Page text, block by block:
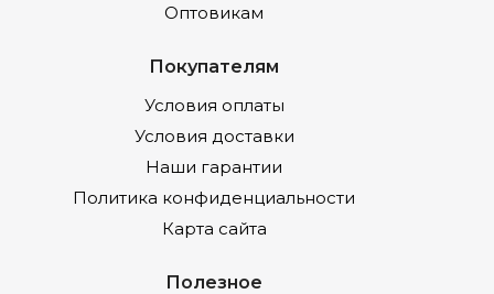
Оптовикам
Покупателям
Условия оплаты
Условия доставки
Наши гарантии
Политика конфиденциальности
Карта сайта
Полезное